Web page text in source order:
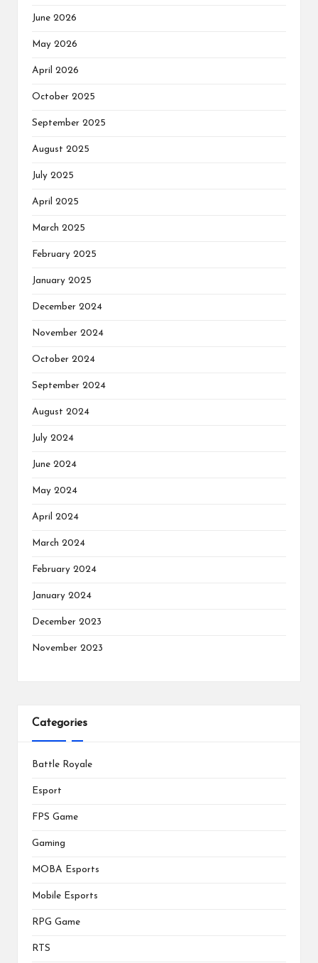
June 2026
May 2026
April 2026
October 2025
September 2025
August 2025
July 2025
April 2025
March 2025
February 2025
January 2025
December 2024
November 2024
October 2024
September 2024
August 2024
July 2024
June 2024
May 2024
April 2024
March 2024
February 2024
January 2024
December 2023
November 2023
Categories
Battle Royale
Esport
FPS Game
Gaming
MOBA Esports
Mobile Esports
RPG Game
RTS